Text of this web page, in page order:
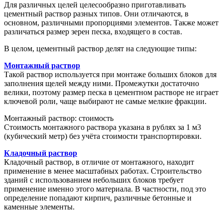
Для различных целей целесообразно приготавливать
цементный раствор разных типов. Они отличаются, в
основном, различными пропорциями элементов. Также может
различаться размер зерен песка, входящего в состав.
В целом, цементный раствор делят на следующие типы:
Монтажный раствор
Такой раствор используется при монтаже больших блоков для
заполнения щелей между ними. Промежутки достаточно
велики, поэтому размер песка в цементном растворе не играет
ключевой роли, чаще выбирают не самые мелкие фракции.
Монтажный раствор: стоимость
Стоимость монтажного раствора указана в рублях за 1 м3
(кубический метр) без учёта стоимости транспортировки.
Кладочный раствор
Кладочный раствор, в отличие от монтажного, находит
применение в менее масштабных работах. Строительство
зданий с использованием небольших блоков требует
применение именно этого материала. В частности, под это
определение попадают кирпич, различные бетонные и
каменные элементы.